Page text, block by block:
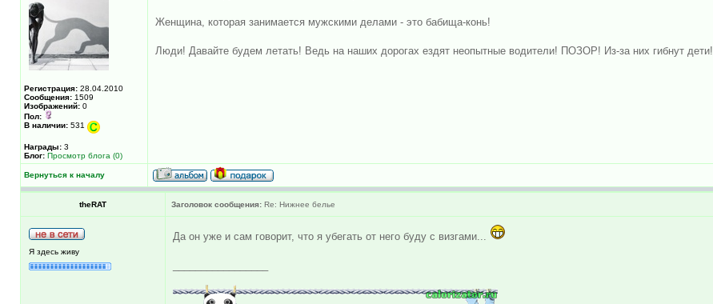
Регистрация: 28.04.2010
Сообщения: 1509
Изображений: 0
Пол:
В наличии: 531
Награды: 3
Блог: Просмотр блога (0)
Женщина, которая занимается мужскими делами - это бабища-конь!
Люди! Давайте будем летать! Ведь на наших дорогах ездят неопытные водители! ПОЗОР! Из-за них гибнут дети!
Вернуться к началу
theRAT Заголовок сообщения: Re: Нижнее белье
Я здесь живу
Да он уже и сам говорит, что я убегать от него буду с визгами...